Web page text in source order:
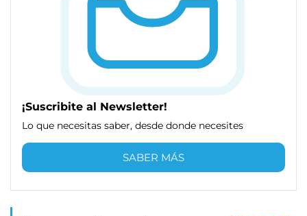
¡Suscribite al Newsletter!
Lo que necesitas saber, desde donde necesites
SABER MÁS